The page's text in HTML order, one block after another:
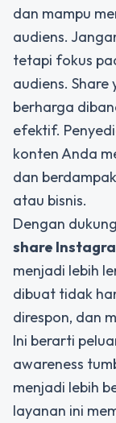
dan mampu
audiens.
tetapi fokus
audiens.
berharga
efektif.
konten Anda
dan
atau bisnis.
Dengan
share
menjadi lebih
dibuat tidak
direspon, dan
Ini berarti
awareness
menjadi lebih
layanan ini